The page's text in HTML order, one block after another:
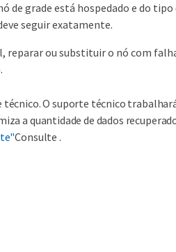
de grade está hospedado e do tipo
seguir exatamente.
reparar ou substituir o nó com
O suporte técnico
a quantidade de dados
Consulte .